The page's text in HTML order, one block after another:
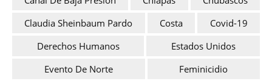
Claudia Sheinbaum Pardo
Costa
Covid-19
Derechos Humanos
Estados Unidos
Evento De Norte
Feminicidio